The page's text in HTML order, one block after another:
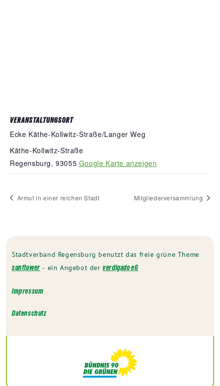
VERANSTALTUNGSORT
Ecke Käthe-Kollwitz-Straße/Langer Weg
Käthe-Kollwitz-Straße
Regensburg, 93055 Google Karte anzeigen
Armut in einer reichen Stadt Mitgliederversammlung
Stadtverband Regensburg benutzt das freie grüne Theme
sunflower‐ ein Angebot derverdigado eG
Impressum
Datenschutz